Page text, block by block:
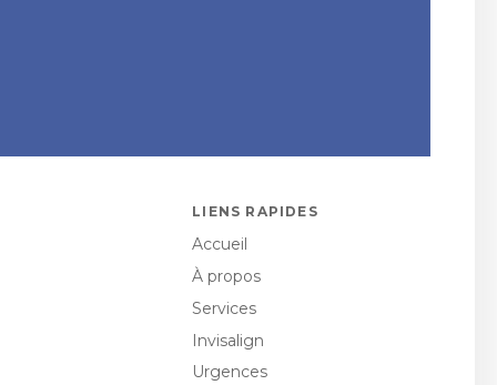
LIENS RAPIDES
Accueil
À propos
Services
Invisalign
Urgences